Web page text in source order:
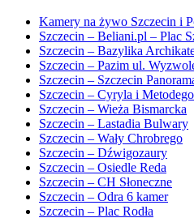
Kamery na żywo Szczecin i
Szczecin – Beliani.pl – Plac
Szczecin – Bazylika
Szczecin – Pazim ul.
Szczecin – Szczecin
Szczecin – Cyryla i Metodego
Szczecin – Wieża Bismarcka
Szczecin – Lastadia Bulwary
Szczecin – Wały Chrobrego
Szczecin – Dźwigozaury
Szczecin – Osiedle Reda
Szczecin – CH Słoneczne
Szczecin – Odra 6 kamer
Szczecin – Plac Rodła